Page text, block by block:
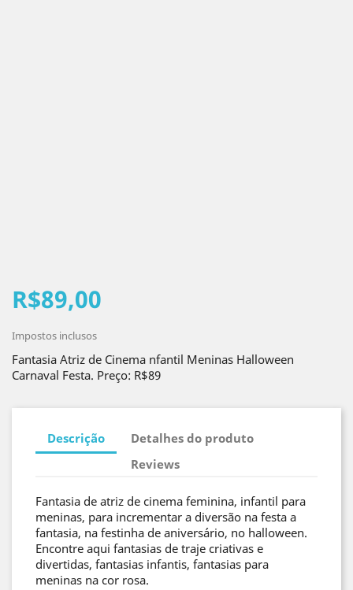
R$89,00
Impostos inclusos
Fantasia Atriz de Cinema nfantil Meninas Halloween
Carnaval Festa. Preço: R$89
Descrição
Detalhes do produto
Reviews
Fantasia de atriz de cinema feminina, infantil para
meninas, para incrementar a diversão na festa a
fantasia, na festinha de aniversário, no halloween.
Encontre aqui fantasias de traje criativas e
divertidas, fantasias infantis, fantasias para
meninas na cor rosa.